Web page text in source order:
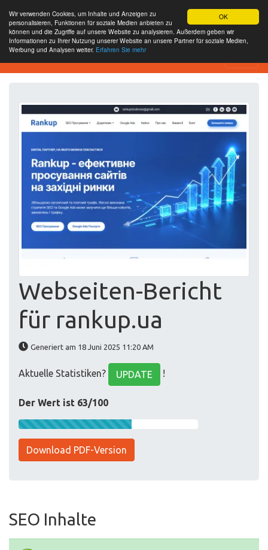
OK
Wir verwenden Cookies, um Inhalte und Anzeigen zu
personalisieren, Funktionen für soziale Medien anbieten zu
können und die Zugriffe auf unsere Website zu analysieren. Außerdem geben wir
Informationen zu Ihrer Nutzung unserer Website an unsere Partner für soziale Medien,
Werbung und Analysen weiter. Erfahren Sie mehr
Website-Analyse-Tool
Webseiten-Bericht
für rankup.ua
Generiert am 18 Juni 2025 11:20 AM
Aktuelle Statistiken? UPDATE !
Der Wert ist 63/100
Download PDF-Version
SEO Inhalte